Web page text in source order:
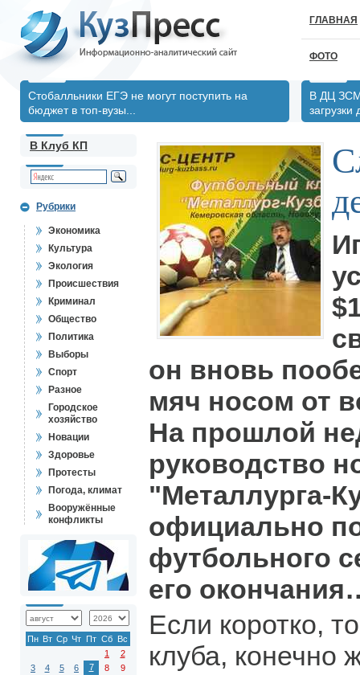
ГЛАВНАЯ
ФОТО
Стобалльники ЕГЭ не могут поступить на
бюджет в топ-вузы...
В ДЦ
В Клуб КП
Рубрики
Экономика
Культура
Экология
Происшествия
Криминал
Общество
Политика
Выборы
Спорт
Разное
Городское
хозяйство
Новации
Здоровье
Протесты
Погода, климат
Вооружённые
конфликты
Пн Вт Ср Чт Пт Сб Вс
1
2
3
4 5 6 7 8
9
он вновь
мяч носом от
На прошлой
руководство
"Металлурга-
официально
футбольного
его
Если коротко,
клуба, конечно